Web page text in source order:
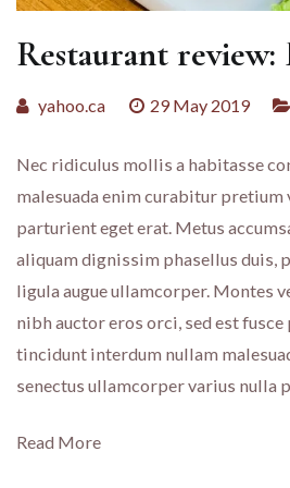
Restaurant
yahoo.ca 29 May 2019
Nec ridiculus mollis a habitasse
malesuada enim curabitur pretium
parturient eget erat. Metus
aliquam dignissim phasellus duis,
ligula augue ullamcorper. Montes
nibh auctor eros orci, sed est
tincidunt interdum nullam
senectus ullamcorper varius nulla
Read More